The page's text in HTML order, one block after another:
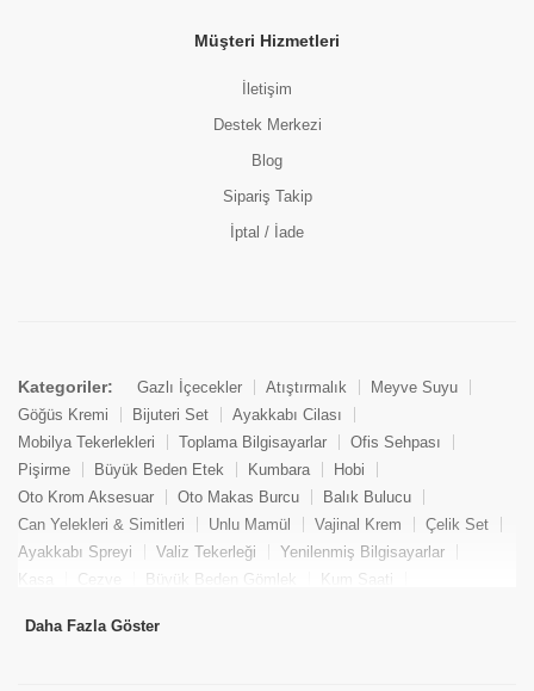
Müşteri Hizmetleri
İletişim
Destek Merkezi
Blog
Sipariş Takip
İptal / İade
Kategoriler: Gazlı İçecekler Atıştırmalık
Meyve Suyu
Göğüs Kremi
Bijuteri Set
Ayakkabı Cilası
Mobilya Tekerlekleri
Toplama Bilgisayarlar
Ofis Sehpası
Pişirme
Büyük Beden Etek Kumbara
Hobi
Oto Krom Aksesuar
Oto Makas Burcu
Balık Bulucu
Can Yelekleri & Simitleri
Unlu Mamül Vajinal Krem
Çelik Set
Ayakkabı Spreyi
Valiz Tekerleği
Yenilenmiş Bilgisayarlar
Kasa
Cezve Büyük Beden Gömlek
Kum Saati
Tekne Bağlama & Demirleme
Daha Fazla Göster